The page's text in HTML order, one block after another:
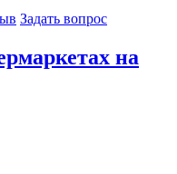
Задать вопрос
на